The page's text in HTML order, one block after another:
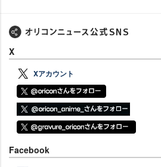
X
Xアカウント
Facebook